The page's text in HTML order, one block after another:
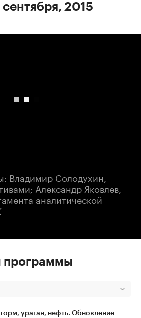
сентября, 2015
Владимир Солодухин,
Александр Яковлев,
аналитической
программы
ураган, нефть. Обновление